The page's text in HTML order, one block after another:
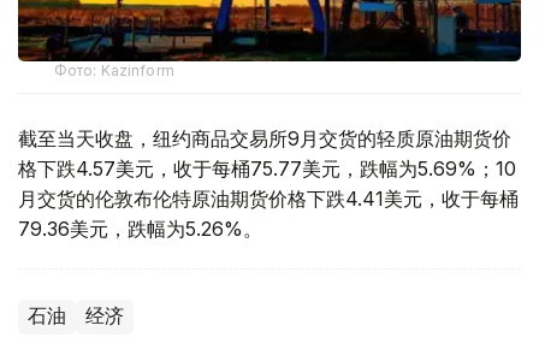
Фото: Kazinform
截至当天收盘，纽约商品交易所9月交货的轻质原油期货价
格下跌4.57美元，收于每桶75.77美元，跌幅为5.69%；10
月交货的伦敦布伦特原油期货价格下跌4.41美元，收于每桶
79.36美元，跌幅为5.26%。
石油 经济